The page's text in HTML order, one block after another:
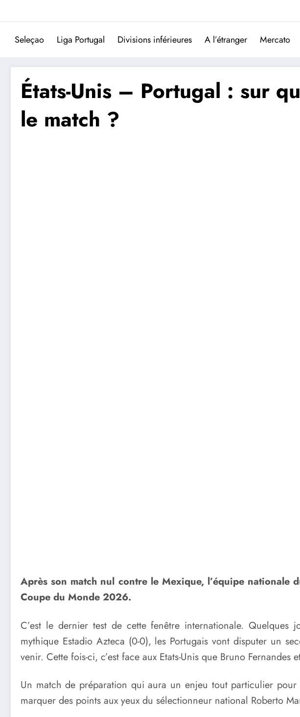
Seleçao Liga Portugal Divisions inférieures A l’étranger Mercato
États-Unis – Portugal : sur
le match ?
Après son match nul contre le Mexique, l’équipe nationale
Coupe du Monde 2026.
C’est le dernier test de cette fenêtre internationale.
mythique Estadio Azteca (0-0), les Portugais vont disputer un
venir. Cette fois-ci, c’est face aux Etats-Unis que Bruno Fernandes
Un match de préparation qui aura un enjeu tout particulier
marquer des points aux yeux du sélectionneur national Roberto